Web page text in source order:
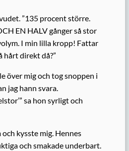
”135 procent större.
EN HALV gånger så stor
I min lilla kropp! Fattar
hårt direkt då?”
över mig och tog snoppen i
jag hann svara.
sa hon syrligt och
kysste mig. Hennes
och smakade underbart.